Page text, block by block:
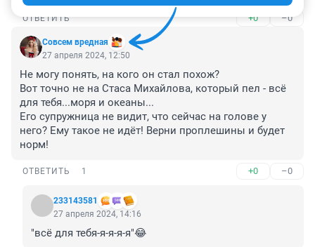
ОТВЕТИТЬ +0 –0
Совсем вредная
27 апреля 2024, 12:50
Не могу понять, на кого он стал похож?
Вот точно не на Стаса Михайлова, который пел - всё
для тебя...моря и океаны...
Его супружница не видит, что сейчас на голове у
него? Ему такое не идёт! Верни проплешины и будет
норм!
ОТВЕТИТЬ 1 +0 –0
233143581
27 апреля 2024, 14:16
"всё для тебя-я-я-я-я"😂